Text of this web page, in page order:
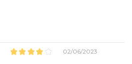
02/06/2023